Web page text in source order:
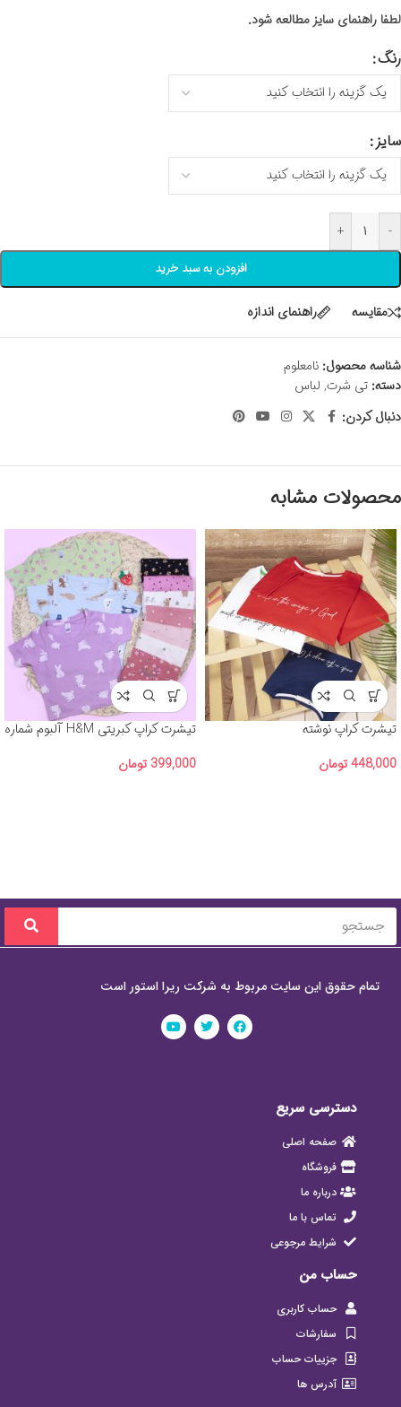
لطفا راهنمای سایز مطالعه شود.
رنگ
سایز
-
+
افزودن به سبد خرید
مقايسه راهنمای اندازه
شناسه محصول: نامعلوم
دسته: تی شرت, لباس
دنبال کردن:
محصولات مشابه
تیشرت کراپ نوشته
448,000تومان
تیشرت کراپ کبریتی H&M آلبوم شماره
399,000 تومان
تمام حقوق این سایت مربوط به شرکت ریرا استور است
دسترسی سریع
صفحه اصلی
فروشگاه
درباره ما
تماس با ما
شرایط مرجوعی
حساب من
حساب کاربری
سفارشات
جزییات حساب
آدرس ها